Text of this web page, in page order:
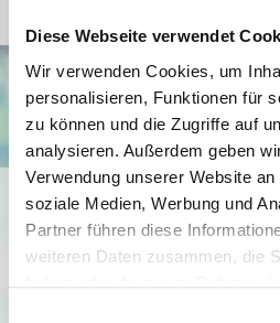
Diese Webseite verwendet
Wir verwenden Cookies, um
personalisieren, Funktionen für
zu können und die Zugriffe auf
analysieren. Außerdem geben
Verwendung unserer Website
soziale Medien, Werbung und
Partner führen diese
weiteren Daten zusammen, die
haben oder die sie im Rahmen
Ich bin damit einverstanden,
angezeigt werden.
(https://